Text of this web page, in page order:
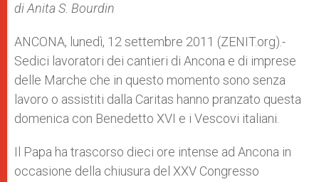
p
p
g
e
o
k
di Anita S. Bourdin
ANCONA, lunedì, 12 settembre 2011 (ZENIT.org).-
Sedici lavoratori dei cantieri di Ancona e di imprese
delle Marche che in questo momento sono senza
lavoro o assistiti dalla Caritas hanno pranzato questa
domenica con Benedetto XVI e i Vescovi italiani.
Il Papa ha trascorso dieci ore intense ad Ancona in
occasione della chiusura del XXV Congresso